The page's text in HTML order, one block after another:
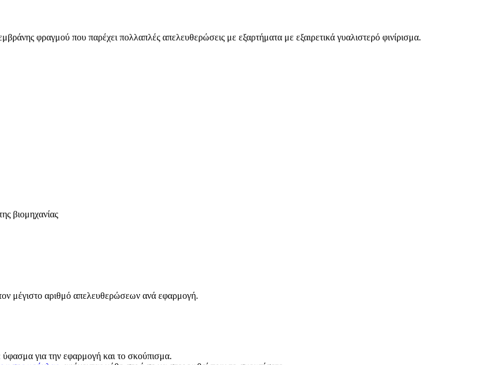
φραγμού που παρέχει πολλαπλές απελευθερώσεις με εξαρτήματα με εξαιρετικά γυαλιστερό φινίρισμα.
βιομηχανίας
μέγιστο αριθμό απελευθερώσεων ανά εφαρμογή.
ύφασμα για την εφαρμογή και το σκούπισμα.